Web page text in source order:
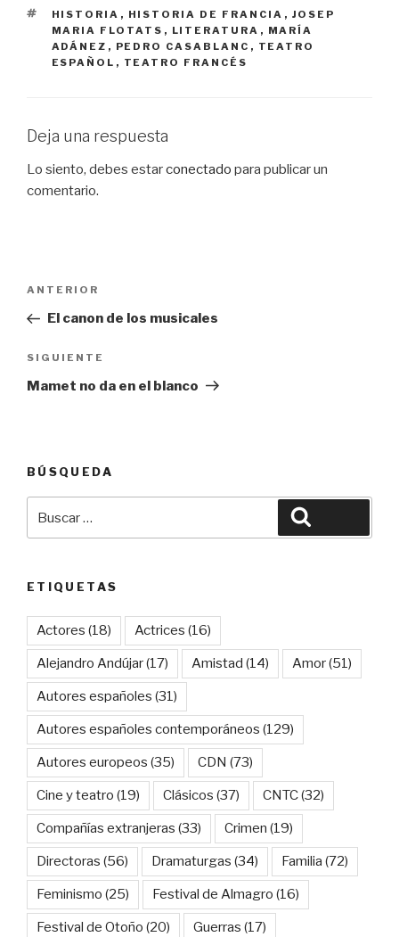
ETIQUETAS
HISTORIA , HISTORIA DE FRANCIA , JOSEP
MARIA FLOTATS , LITERATURA , MARÍA
ADÁNEZ , PEDRO CASABLANC , TEATRO
ESPAÑOL , TEATRO FRANCÉS
Deja una respuesta
Lo siento, debes estarconectado para publicar un
comentario.
entradas
Entrada
anterior:
ANTERIOR
El canon de los musicales
Siguiente
entrada
SIGUIENTE
Mamet no da en el blanco
BÚSQUEDA
por:
ETIQUETAS
Actores (18) Actrices (16)
Alejandro Andújar(17) Amistad (14) Amor(51)
Autores españoles (31)
Autores españoles contemporáneos (129)
Autores europeos (35) CDN (73)
Cine y teatro (19) Clásicos (37) CNTC(32)
Compañías extranjeras (33) Crimen (19)
Directoras (56) Dramaturgas (34) Familia (72)
Feminismo (25) Festival de Almagro (16)
Festival de Otoño (20) Guerras (17)